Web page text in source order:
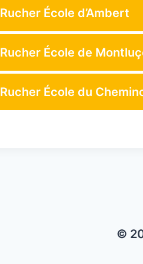
Rucher École d’Ambert
Rucher École de
Rucher École du
©